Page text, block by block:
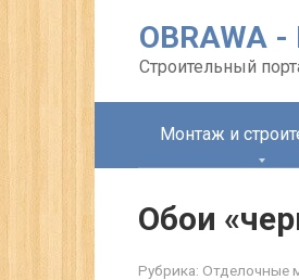
OBRAWA
Строительный
Монтаж и
Обои
Рубрика: Отделочные